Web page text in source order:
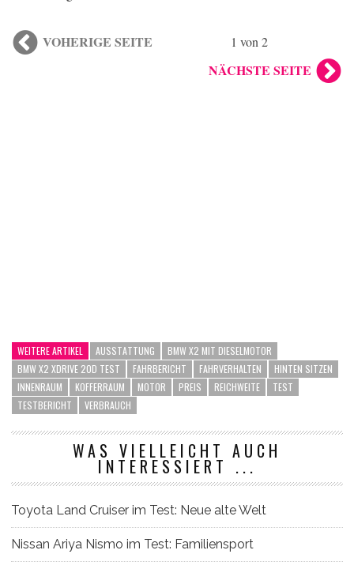
VOHERIGE SEITE 1 von 2
NÄCHSTE SEITE
WEITERE ARTIKEL AUSSTATTUNG
BMW X2 MIT DIESELMOTOR
BMW X2 XDRIVE 20D TEST
FAHRBERICHT FAHRVERHALTEN
HINTEN SITZEN
INNENRAUM
KOFFERRAUM MOTOR PREIS REICHWEITE
TEST
TESTBERICHT
VERBRAUCH
WAS VIELLEICHT AUCH
INTERESSIERT ...
Toyota Land Cruiser im Test: Neue alte Welt
Nissan Ariya Nismo im Test: Familiensport